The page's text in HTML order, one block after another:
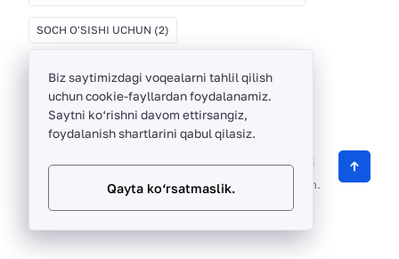
SOCH O'SISHI UCHUN (2)
ThinkBayTech © 2012 -2026
O‘zbekistonda sifatli
biologik faol qo‘shimchalarni sotuvchi onlayn do‘kon.
Biz saytimizdagi voqealarni tahlil qilish
uchun cookie-fayllardan foydalanamiz.
Saytni ko‘rishni davom ettirsangiz,
foydalanish shartlarini qabul qilasiz.
Qayta ko‘rsatmaslik.